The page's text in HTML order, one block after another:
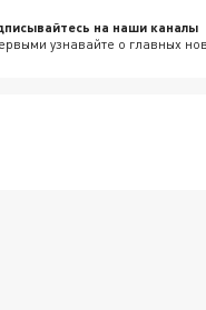
на наши каналы
узнавайте о главных